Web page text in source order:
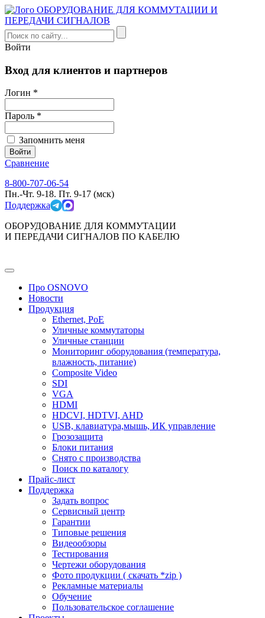
Войти
Вход для клиентов и партнеров
Логин *
Пароль *
Запомнить меня
Сравнение
8-800-707-06-54
Пн.-Чт. 9-18. Пт. 9-17 (мск)
Поддержка
ОБОРУДОВАНИЕ ДЛЯ КОММУТАЦИИ
И ПЕРЕДАЧИ СИГНАЛОВ ПО КАБЕЛЮ
Про OSNOVO
Новости
Продукция
Ethernet, PoE
Уличные коммутаторы
Уличные станции
Мониторинг оборудования (температура,
влажность, питание)
Composite Video
SDI
VGA
HDMI
HDCVI, HDTVI, AHD
USB, клавиатура,мышь, ИК управление
Грозозащита
Блоки питания
Снято с производства
Поиск по каталогу
Прайс-лист
Поддержка
Задать вопрос
Сервисный центр
Гарантии
Типовые решения
Видеообзоры
Тестирования
Чертежи оборудования
Фото продукции ( скачать *zip )
Рекламные материалы
Обучение
Пользовательское соглашение